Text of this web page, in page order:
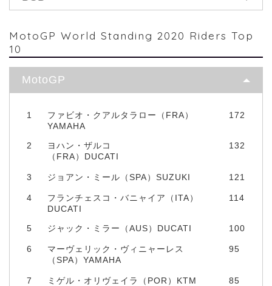
MotoGP World Standing 2020 Riders Top
10
MotoGP
1
ファビオ・クアルタラロー（FRA）
YAMAHA
172
2
ヨハン・ザルコ
（FRA）DUCATI
132
3 ジョアン・ミール（SPA）SUZUKI 121
4
フランチェスコ・バニャイア（ITA）
DUCATI
114
5 ジャック・ミラー（AUS）DUCATI 100
6
マーヴェリック・ヴィニャーレス
（SPA）YAMAHA
95
7 ミゲル・オリヴェイラ（POR）KTM 85